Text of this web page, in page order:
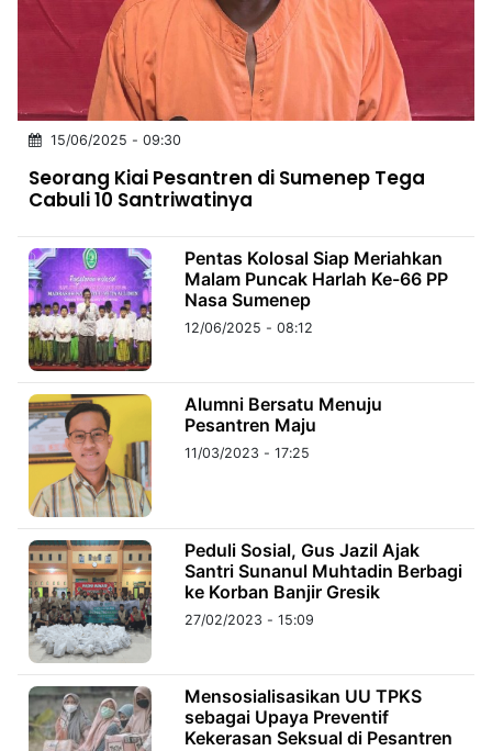
INDONESIA
Partner
NTB
Time
IDN
Jogja
Rakyat
News
Notice
Baru
Follow
Kabarbaru
Kabarbaru.co
2026
PT.
Kabarbaru
Media
Holding
15/06/2025 - 09:30
Seorang Kiai Pesantren di Sumenep Tega
Cabuli 10 Santriwatinya
Pentas Kolosal Siap Meriahkan
Malam Puncak Harlah Ke-66 PP
Nasa Sumenep
12/06/2025 - 08:12
Alumni Bersatu Menuju
Pesantren Maju
11/03/2023 - 17:25
Peduli Sosial, Gus Jazil Ajak
Santri Sunanul Muhtadin Berbagi
ke Korban Banjir Gresik
27/02/2023 - 15:09
Mensosialisasikan UU TPKS
sebagai Upaya Preventif
Kekerasan Seksual di Pesantren